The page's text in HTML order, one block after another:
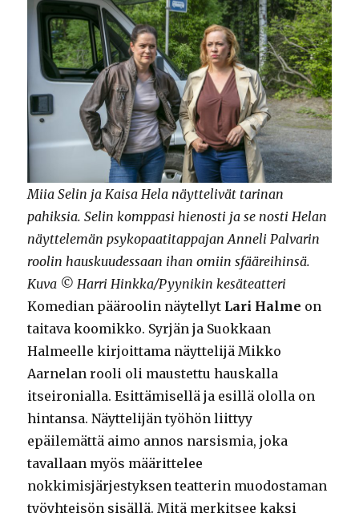
Miia Selin ja Kaisa Hela näyttelivät tarinan
pahiksia. Selin komppasi hienosti ja se nosti Helan
näyttelemän psykopaatitappajan Anneli Palvarin
roolin hauskuudessaan ihan omiin sfääreihinsä.
Kuva © Harri Hinkka/Pyynikin kesäteatteri
Komedian pääroolin näytellyt Lari Halme on
taitava koomikko. Syrjän ja Suokkaan
Halmeelle kirjoittama näyttelijä Mikko
Aarnelan rooli oli maustettu hauskalla
itseironialla. Esittämisellä ja esillä ololla on
hintansa. Näyttelijän työhön liittyy
epäilemättä aimo annos narsismia, joka
tavallaan myös määrittelee
nokkimisjärjestyksen teatterin muodostaman
työyhteisön sisällä. Mitä merkitsee kaksi